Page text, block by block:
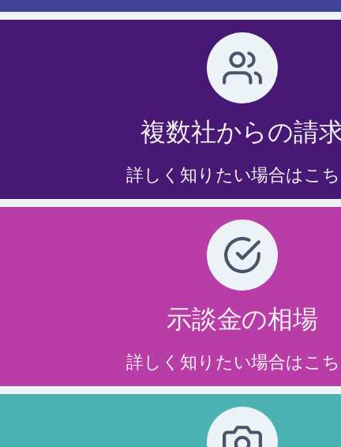
複数社からの請
詳しく知りたい場合はこ
示談金の相場
詳しく知りたい場合はこ